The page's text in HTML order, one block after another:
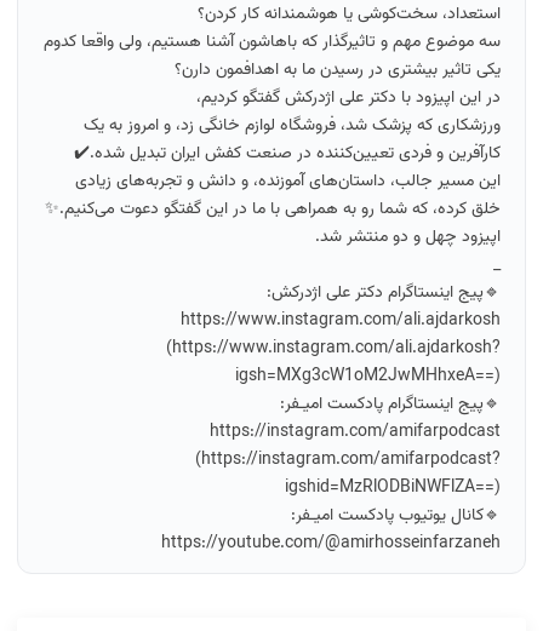
استعداد، سخت‌کوشی یا هوشمندانه کار کردن؟
سه موضوع مهم و تاثیرگذار که باهاشون آشنا هستیم، ولی واقعا کدوم
یکی تاثیر بیشتری در رسیدن ما به اهدافمون دارن؟
در این اپیزود با دکتر علی اژدرکش گفتگو کردیم،
ورزشکاری که پزشک شد، فروشگاه لوازم خانگی زد، و امروز به یک
کارآفرین و فردی تعیین‌کننده در صنعت کفش ایران تبدیل شده.✔️
این مسیر جالب، داستان‌های آموزنده‌، و دانش و تجربه‌‌های زیادی
خلق کرده، که شما رو به همراهی با ما در این گفتگو دعوت می‌کنیم.✨
اپیزود چهل و دو منتشر شد.
_
🔹پیج اینستاگرام دکتر علی اژدرکش:
https://www.instagram.com/ali.ajdarkosh
(https://www.instagram.com/ali.ajdarkosh?
igsh=MXg3cW1oM2JwMHhxeA==)
🔹پیج اینستاگرام پادکست امیـفر:
https://instagram.com/amifarpodcast
(https://instagram.com/amifarpodcast?
igshid=MzRlODBiNWFlZA==)
🔹کانال یوتیوب پادکست امیـفر:
https://youtube.com/@amirhosseinfarzaneh